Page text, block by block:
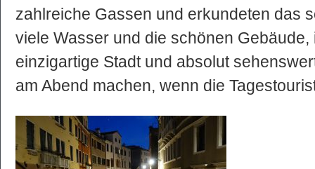
zahlreiche Gassen und erkundeten das
viele Wasser und die schönen
einzigartige Stadt und absolut
am Abend machen, wenn die